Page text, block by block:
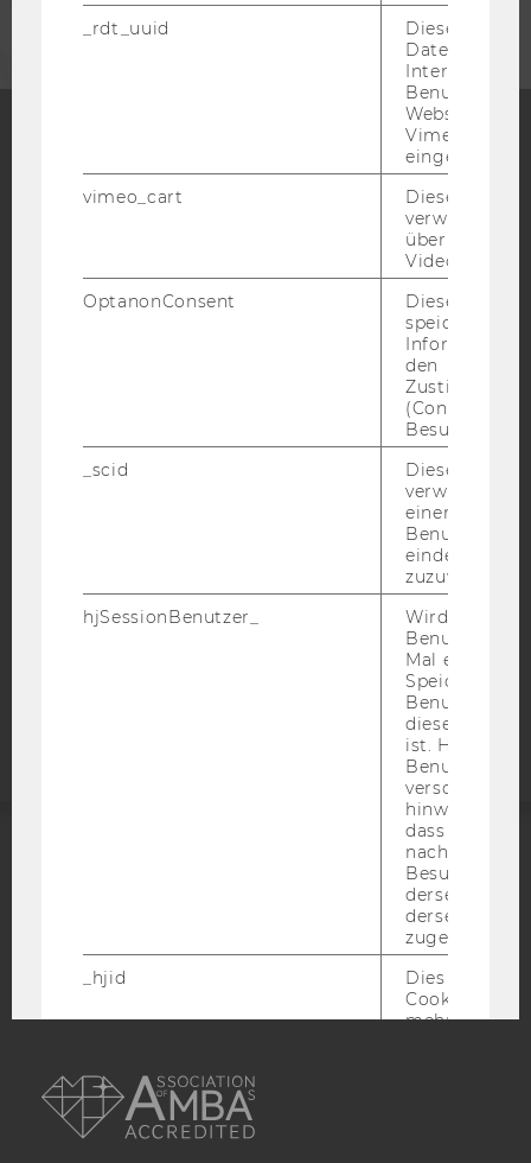
FacebookInstagramBlog
Bluesky
BARRIEREFREIHEITSERKLÄRUNG WEBSEITE
DATENSCHUTZERKLÄRUNG SOCIAL MEDIA
STUDIENBEWERBER*INNEN UND STUDIERENDE
COOKIE EINSTELLUNGEN
Barrierefreiheitserklärung
_rdt_uuid
Dieses
Daten über
Interaktionen
Websites, auf
Vimeo-Video
eingebettet
vimeo_cart
Dieses
verwendet,
überprüfen,
Video
OptanonConsent
Dieses Cookie
speichert
den
(Consent)
Besuchers.
_scid
Dieses
verwendet,
einem/einer
Benutzer*in
eindeutige ID
zuzuweisen
hjSessionBenutzer_
Wird gesetzt,
Benutzer
Mal eine
Speichert die
Benutzer-ID,
diese Seite
ist. Hotjar
Benutzer
verschiedene
hinweg.Stellt
dass Daten
Besuchen auf
derselben
derselben
zugeordnet
_hjid
Dies ist ein
Cookie, das
mehr setzen,